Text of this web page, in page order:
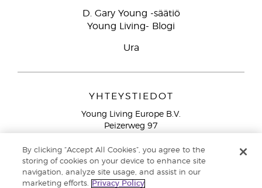
D. Gary Young -säätiö
Young Living- Blogi
Ura
YHTEYSTIEDOT
Young Living Europe B.V.
Peizerweg 97
Netherlands
Ilmainen yhteydenotto lankanumeroista Suomesta
913 239
By clicking “Accept All Cookies”, you agree to the
storing of cookies on your device to enhance site
navigation, analyze site usage, and assist in our
marketing efforts.
Privacy Policy